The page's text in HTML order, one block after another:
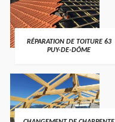
RÉPARATION DE TOITURE 63
PUY-DE-DÔME